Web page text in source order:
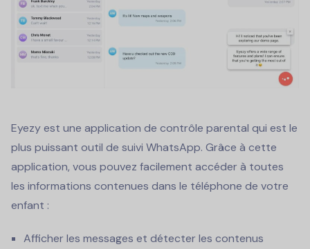
Eyezy est une application de contrôle parental qui est le
plus puissant outil de suivi WhatsApp. Grâce à cette
application, vous pouvez facilement accéder à toutes
les informations contenues dans le téléphone de votre
enfant :
Afficher les messages et détecter les contenus